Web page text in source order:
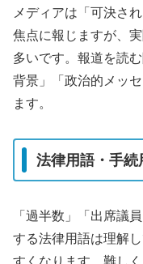
メディアは「可決さ
焦点に報じますが、
多いです。報道を読
背景」「政治的メッ
ます。
法律用語・手
「過半数」「出席議
する法律用語は理解